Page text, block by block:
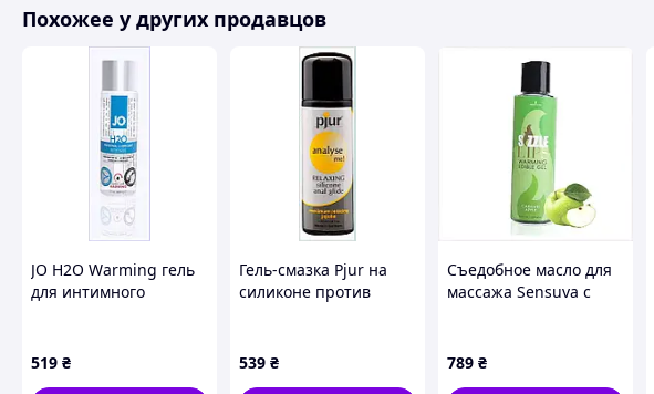
Похожее у других продавцов
JO H2O Warming гель
для интимного
272652HK7
519 ₴
Гель-смазка Pjur на
силиконе против
539 ₴
Съедобное масло для
массажа Sensuva с
789 ₴